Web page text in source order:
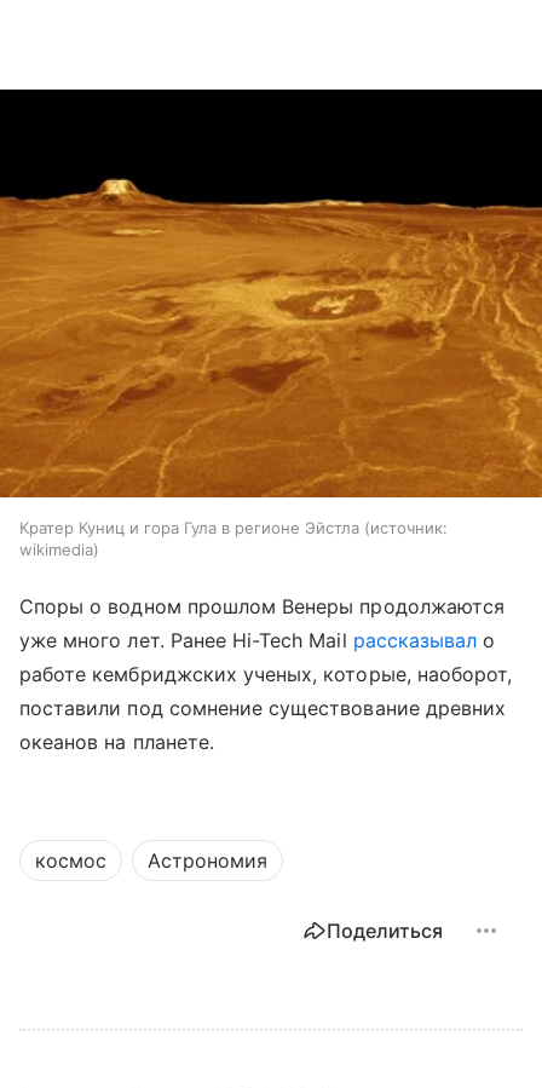
Кратер Куниц и гора Гула в регионе Эйстла
источник:
wikimedia
Споры о водном прошлом Венеры продолжаются
уже много лет. Ранее Hi-Tech Mail рассказывал о
работе кембриджских ученых, которые, наоборот,
поставили под сомнение существование древних
океанов на планете.
космос Астрономия
Поделиться